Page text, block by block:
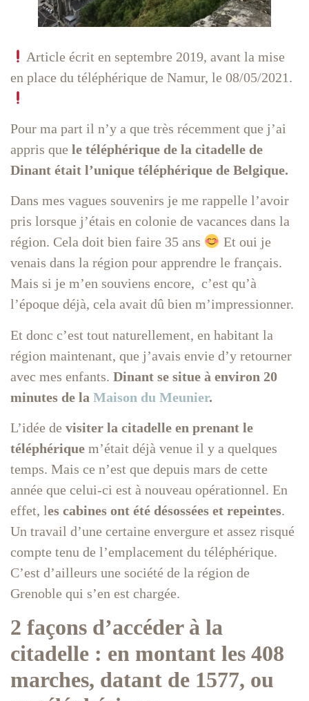
Article écrit en septembre 2019, avant la mise
en place du téléphérique de Namur, le 08/05/2021.
Pour ma part il n’y a que très récemment que j’ai
appris que le téléphérique de la citadelle de
Dinant était l’unique téléphérique de Belgique.
Dans mes vagues souvenirs je me rappelle l’avoir
pris lorsque j’étais en colonie de vacances dans la
région. Cela doit bien faire 35 ans
Et oui je
venais dans la région pour apprendre le français.
Mais si je m’en souviens encore, c’est qu’à
l’époque déjà, cela avait dû bien m’impressionner.
Et donc c’est tout naturellement, en habitant la
région maintenant, que j’avais envie d’y retourner
avec mes enfants. Dinant se situe à environ 20
minutes de la Maison du Meunier.
L’idée de visiter la citadelle en prenant le
téléphérique m’était déjà venue il y a quelques
temps. Mais ce n’est que depuis mars de cette
année que celui-ci est à nouveau opérationnel. En
effet, les cabines ont été désossées et repeintes.
Un travail d’une certaine envergure et assez risqué
compte tenu de l’emplacement du téléphérique.
C’est d’ailleurs une société de la région de
Grenoble qui s’en est chargée.
2 façons d’accéder à la
citadelle : en montant les 408
marches, datant de 1577, ou